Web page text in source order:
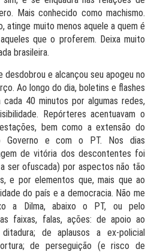
Mais conhecido como machismo.
atinge muito menos aquele a quem é
que o proferem. Deixa muito
brasileira.
e alcançou seu apogeu no
Ao longo do dia, boletins e flashes
40 minutos por algumas redes,
Repórteres acentuavam o
bem como a extensão do
Governo e com o PT. Nos dias
de vitória dos descontentes foi
ser ofuscada) por aspectos não tão
e por elementos que, mais que ao
do país e a democracia. Não me
a Dilma, abaixo o PT, ou pelo
faixas, falas, ações: de apoio ao
de aplausos a ex-policial
de perseguição (e risco de